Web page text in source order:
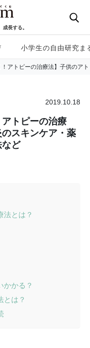
長する。
小学生の自由研究ま
！アトピーの治療法】子供のア
2019.10.18
アトピーの治療
スキンケア・薬
ど
法とは？
かかる？
とは？